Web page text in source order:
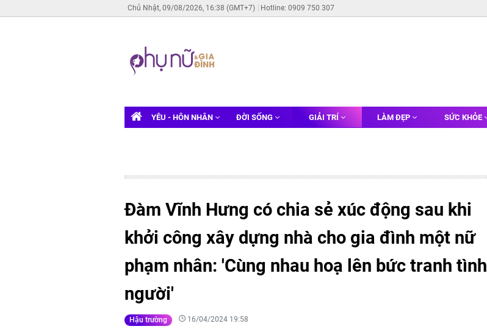
Chủ Nhật, 09/08/2026, 16:38 (GMT+7) Hotline: 0909 750 307
YÊU - HÔN NHÂN ĐỜI SỐNG GIẢI TRÍ LÀM ĐẸP SỨC KHỎE
Đàm Vĩnh Hưng có chia sẻ xúc động sau khi
khởi công xây dựng nhà cho gia đình một nữ
phạm nhân: 'Cùng nhau hoạ lên bức tranh tình
người'
Hậu trường 16/04/2024 19:58